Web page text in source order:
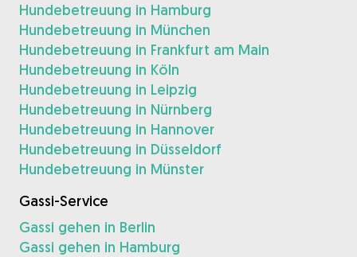
Hundebetreuung in Hamburg
Hundebetreuung in München
Hundebetreuung in Frankfurt am Main
Hundebetreuung in Köln
Hundebetreuung in Leipzig
Hundebetreuung in Nürnberg
Hundebetreuung in Hannover
Hundebetreuung in Düsseldorf
Hundebetreuung in Münster
Gassi-Service
Gassi gehen in Berlin
Gassi gehen in Hamburg